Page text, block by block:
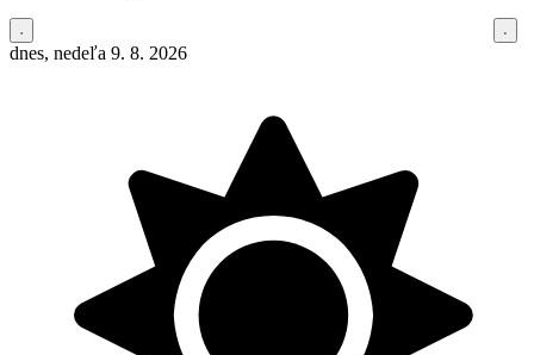
dnes, nedeľa 9. 8. 2026